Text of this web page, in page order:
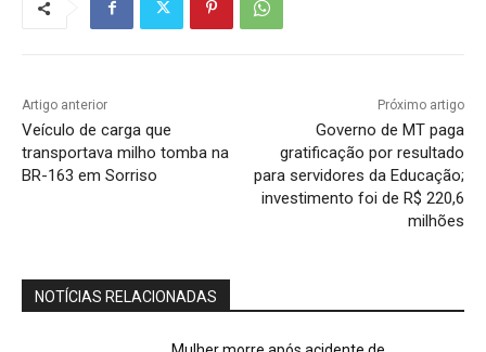
Artigo anterior
Veículo de carga que
transportava milho tomba na
BR-163 em Sorriso
Próximo artigo
Governo de MT paga
gratificação por resultado
para servidores da Educação;
investimento foi de R$ 220,6
milhões
NOTÍCIAS RELACIONADAS